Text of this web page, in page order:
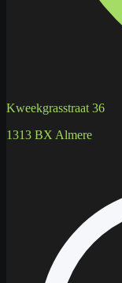
Kweekgrasstraat 36
1313 BX Almere